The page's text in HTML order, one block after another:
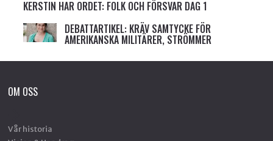
KERSTIN HAR ORDET: FOLK OCH FÖRSVAR DAG 1
DEBATTARTIKEL: KRÄV SAMTYCKE FÖR
AMERIKANSKA MILITÄRER, STRÖMMER
OM OSS
Vår historia